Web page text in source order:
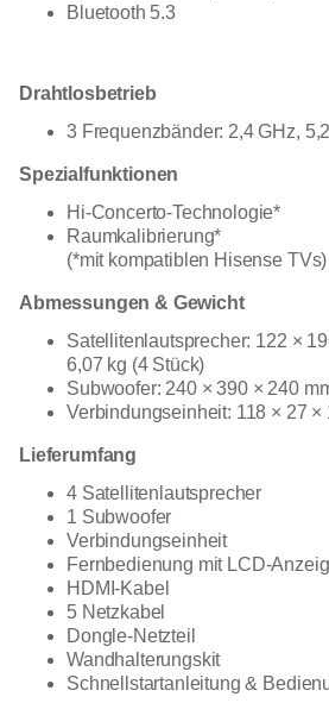
Bluetooth 5.3
Drahtlosbetrieb
3 Frequenzbänder: 2,4 GHz,
Spezialfunktionen
Hi-Concerto-Technologie*
Raumkalibrierung*
(*mit kompatiblen Hisense TVs)
Abmessungen & Gewicht
Satellitenlautsprecher: 122 ×
6,07 kg (4 Stück)
Subwoofer: 240 × 390 × 240
Verbindungseinheit: 118 × 27 ×
Lieferumfang
4 Satellitenlautsprecher
1 Subwoofer
Verbindungseinheit
Fernbedienung mit LCD-
HDMI-Kabel
5 Netzkabel
Dongle-Netzteil
Wandhalterungskit
Schnellstartanleitung &